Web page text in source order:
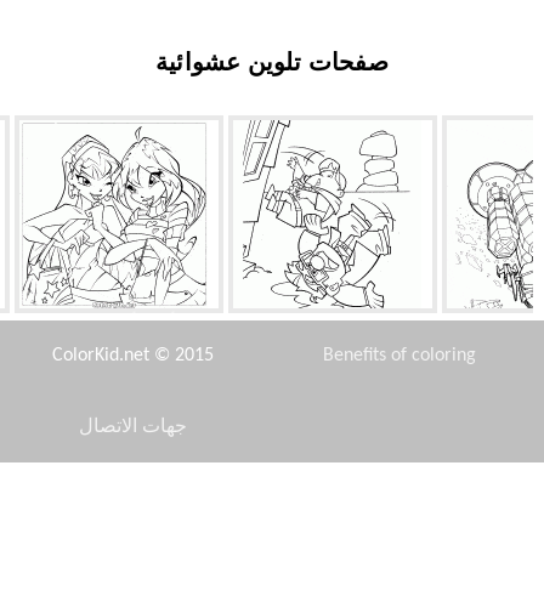
صفحات تلوين عشوائية
أفضل أصدقاء جنية هبوط إضطراري
ColorKid.net © 2015 Benefits of coloring
جهات الاتصال